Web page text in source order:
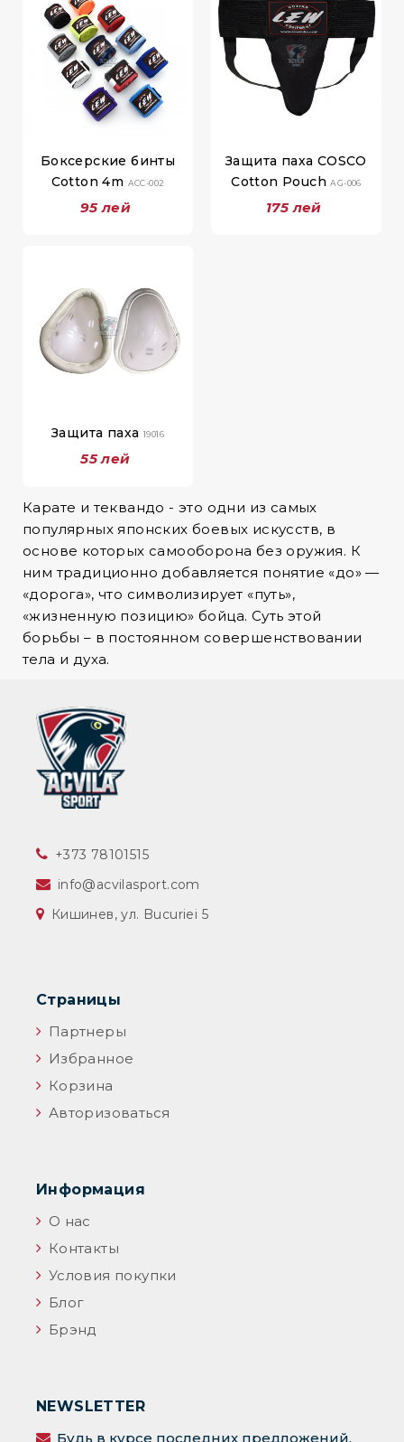
Боксерские бинты
Cotton 4m ACC-002
95 лей
Защита паха COSCO
Cotton PouchAG-006
175 лей
Защита паха19016
55 лей
Карате и теквандо - это одни из самых
популярных японских боевых искусств, в
основе которых самооборона без оружия. К
ним традиционно добавляется понятие «до» —
«дорога», что символизирует «путь»,
«жизненную позицию» бойца. Суть этой
борьбы – в постоянном совершенствовании
тела и духа.
‎+373 78101515
info@acvilasport.com
Кишинев, ул. Bucuriei 5
Страницы
Партнеры
Избранное
Корзина
Авторизоваться
Информация
О нас
Контакты
Условия покупки
Блог
Брэнд
NEWSLETTER
Будь в курсе последних предложений,